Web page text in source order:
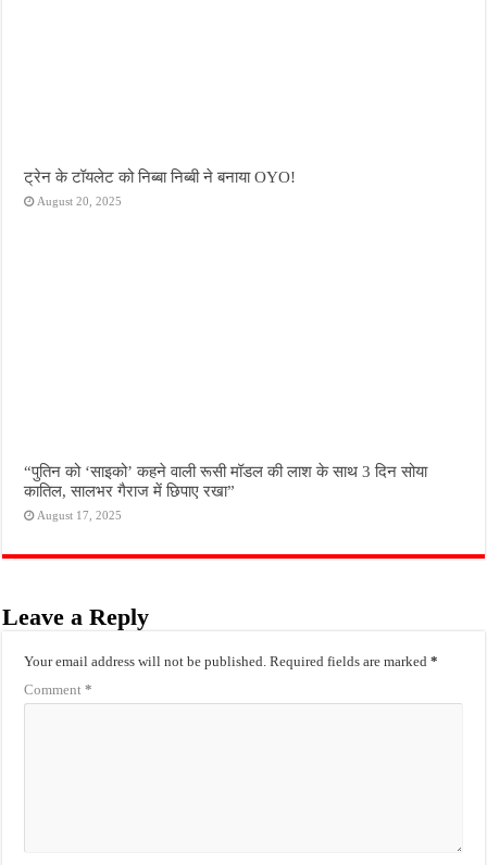
ट्रेन के टॉयलेट को निब्बा निब्बी ने बनाया OYO!
August 20, 2025
“पुतिन को ‘साइको’ कहने वाली रूसी मॉडल की लाश के साथ 3 दिन सोया
कातिल, सालभर गैराज में छिपाए रखा”
August 17, 2025
Leave a Reply
Your email address will not be published. Required fields are marked*
Comment*